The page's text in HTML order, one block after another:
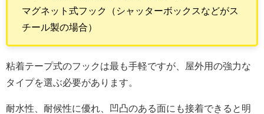
マグネット式フック（シャッターボックスなどがス
チール製の場合）
粘着テープ式のフックは最も手軽ですが、屋外用の強力な
タイプを選ぶ必要があります。
耐水性、耐候性に優れ、凹凸のある面にも接着できると明